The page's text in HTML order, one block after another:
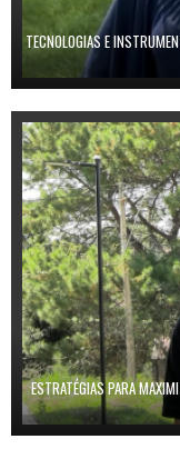
TECNOLOGIAS E
ESTRATÉGIAS PARA